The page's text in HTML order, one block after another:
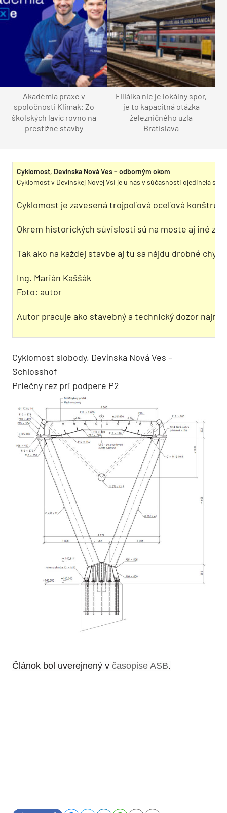
Akadémia praxe v
spoločnosti Klimak: Zo
školských lavíc rovno na
prestížne stavby
Filiálka nie je lokálny spor,
je to kapacitná otázka
železničného uzla
Bratislava
Cyklomost, Devínska Nová Ves – odborným okom
Cyklomost v Devínskej Novej Vsi je u nás v súčasnosti ojedinelá
Cyklomost je zavesená trojpoľová oceľová
Okrem historických súvislostí sú na moste aj iné
Tak ako na každej stavbe aj tu sa nájdu drobné
Ing. Marián Kaššák
Foto: autor
Autor pracuje ako stavebný a technický dozor
Cyklomost slobody, Devínska Nová Ves –
Schlosshof
Priečny rez pri podpere P2
Článok bol uverejnený v časopise ASB.